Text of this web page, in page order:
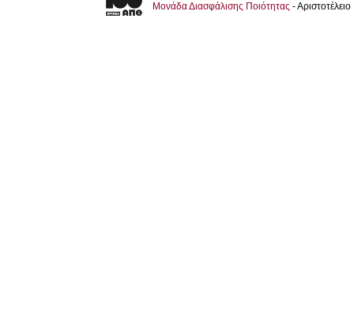
Μονάδα Διασφάλισης Ποιότητας -